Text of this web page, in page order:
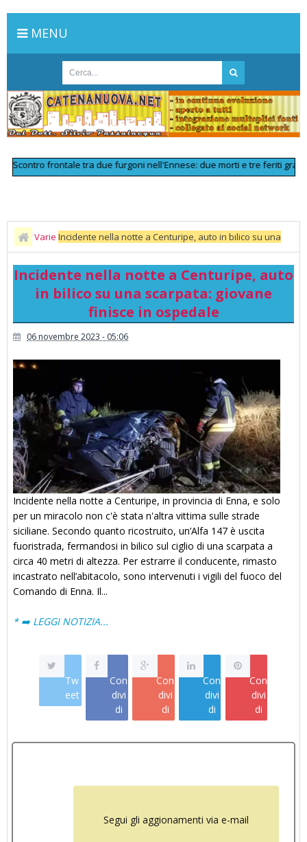
MENU
frontale tra due furgoni nell'Ennese: due morti e tre feriti gravi >>
Varie Incidente nella notte a Centuripe, auto in bilico su una
scarpata: giovane finisce in ospedale
Incidente nella notte a Centuripe, auto
in bilico su una scarpata: giovane
finisce in ospedale
06 novembre 2023 - 05:06
Incidente nella notte a Centuripe, in provincia di Enna, e solo
per un miracolo non c'è stata n'altra vittima sulle strade
siciliane. Secondo quanto ricostruito, un’Alfa 147 è uscita
fuoristrada, fermandosi in bilico sul ciglio di una scarpata a
circa 40 metri di altezza. Per estrarre il conducente, rimasto
incastrato nell’abitacolo, sono intervenuti i vigili del fuoco del
Comando di Enna. Il...
* ➡️ LEGGI NOTIZIA...
Tw
eet
Con
divi
di
Con
divi
di
Con
divi
di
Con
divi
di
Segui gli aggionamenti via e-mail